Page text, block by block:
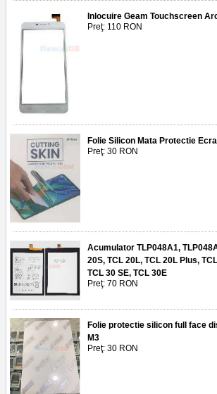
Inlocuire Geam Touchscreen
Preţ: 110 RON
Folie Silicon Mata Protectie
Preţ: 30 RON
Acumulator TLP048A1,
20S, TCL 20L, TCL 20L Plus,
TCL 30 SE, TCL 30E
Preţ: 70 RON
Folie protectie silicon full face
M3
Preţ: 30 RON